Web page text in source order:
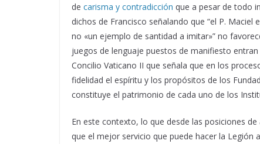
de carisma y contradicción que a pesar de todo
dichos de Francisco señalando que “el P.
no «un ejemplo de santidad a imitar»” no
juegos de lenguaje puestos de manifiesto
Concilio Vaticano II que señala que en los
fidelidad el espíritu y los propósitos de los
constituye el patrimonio de cada uno de los
En este contexto, lo que desde las posiciones
que el mejor servicio que puede hacer la Legión